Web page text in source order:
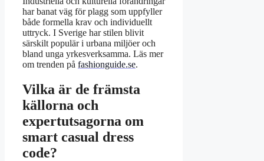
har banat väg för plagg som uppfyller
både formella krav och individuellt
uttryck. I Sverige har stilen blivit
särskilt populär i urbana miljöer och
bland unga yrkesverksamma. Läs mer
om trenden på fashionguide.se.
Vilka är de främsta
källorna och
expertutsagorna om
smart casual dress
code?